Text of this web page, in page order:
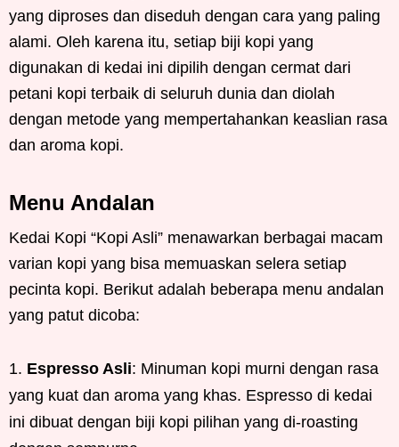
yang diproses dan diseduh dengan cara yang paling
alami. Oleh karena itu, setiap biji kopi yang
digunakan di kedai ini dipilih dengan cermat dari
petani kopi terbaik di seluruh dunia dan diolah
dengan metode yang mempertahankan keaslian rasa
dan aroma kopi.
Menu Andalan
Kedai Kopi “Kopi Asli” menawarkan berbagai macam
varian kopi yang bisa memuaskan selera setiap
pecinta kopi. Berikut adalah beberapa menu andalan
yang patut dicoba:
Espresso Asli: Minuman kopi murni dengan rasa
yang kuat dan aroma yang khas. Espresso di kedai
ini dibuat dengan biji kopi pilihan yang di-roasting